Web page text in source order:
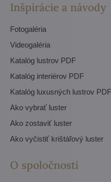
Inšpirácie a návody
Fotogaléria
Videogaléria
Katalóg lustrov PDF
Katalóg interiérov PDF
Katalóg luxusných lustrov PDF
Ako vybrať luster
Ako zostaviť luster
Ako vyčistiť krištáľový luster
O spoločnosti